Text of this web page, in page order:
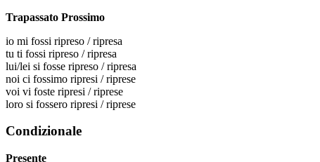
Trapassato Prossimo
io mi fossi ripreso / ripresa
tu ti fossi ripreso / ripresa
lui/lei si fosse ripreso / ripresa
noi ci fossimo ripresi / riprese
voi vi foste ripresi / riprese
loro si fossero ripresi / riprese
Condizionale
Presente